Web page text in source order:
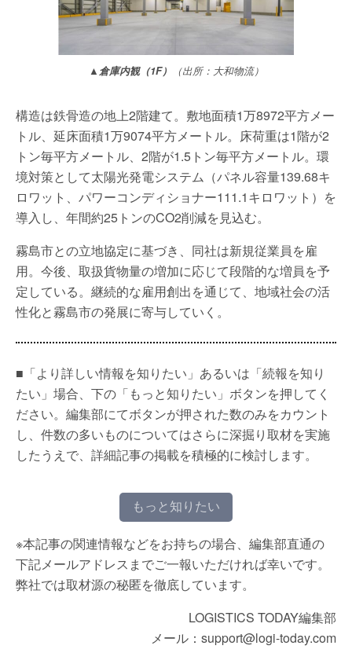
▲倉庫内観（1F） （出所：大和物流）
構造は鉄骨造の地上2階建て。敷地面積1万8972平方メー
トル、延床面積1万9074平方メートル。床荷重は1階が2
トン毎平方メートル、2階が1.5トン毎平方メートル。環
境対策として太陽光発電システム（パネル容量139.68キ
ロワット、パワーコンディショナー111.1キロワット）を
導入し、年間約25トンのCO2削減を見込む。
霧島市との立地協定に基づき、同社は新規従業員を雇
用。今後、取扱貨物量の増加に応じて段階的な増員を予
定している。継続的な雇用創出を通じて、地域社会の活
性化と霧島市の発展に寄与していく。
■「より詳しい情報を知りたい」あるいは「続報を知り
たい」場合、下の「もっと知りたい」ボタンを押してく
ださい。編集部にてボタンが押された数のみをカウント
し、件数の多いものについてはさらに深掘り取材を実施
したうえで、詳細記事の掲載を積極的に検討します。
もっと知りたい
※本記事の関連情報などをお持ちの場合、編集部直通の
下記メールアドレスまでご一報いただければ幸いです。
弊社では取材源の秘匿を徹底しています。
LOGISTICS TODAY編集部
メール：support@logi-today.com